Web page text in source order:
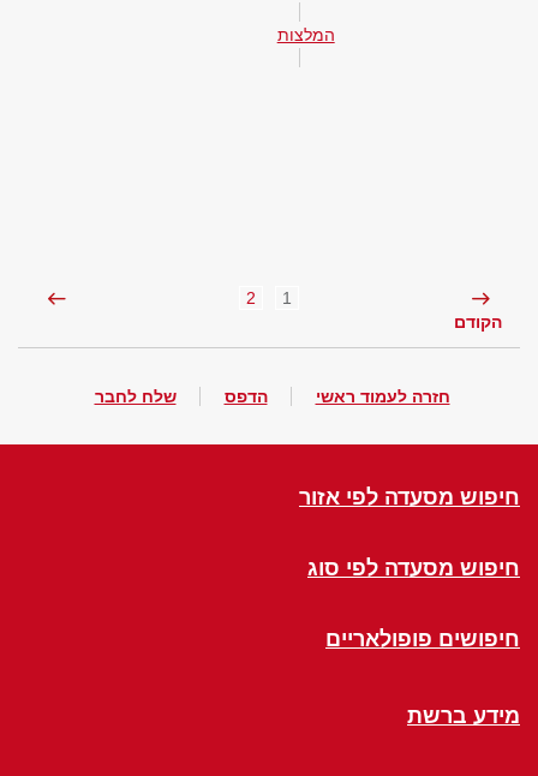
המלצות
הקודם
1
2
חזרה לעמוד ראשי הדפס שלח לחבר
חיפוש מסעדה לפי אזור
חיפוש מסעדה לפי סוג
חיפושים פופולאריים
מידע ברשת